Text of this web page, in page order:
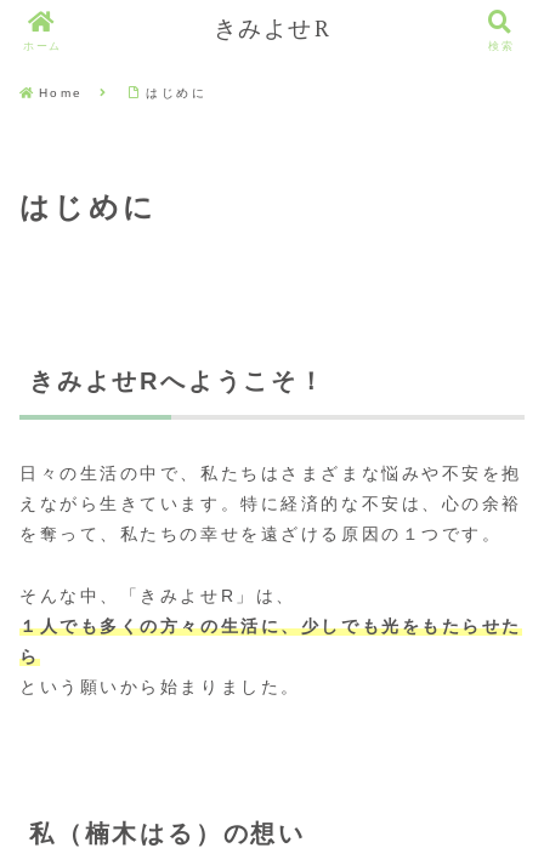
Home はじめに
はじめに
きみよせRへようこそ！
日々の生活の中で、私たちはさまざまな悩みや不安を抱
えながら生きています。特に経済的な不安は、心の余裕
を奪って、私たちの幸せを遠ざける原因の１つです。
そんな中、「きみよせR」は、
１人でも多くの方々の生活に、少しでも光をもたらせた
ら
という願いから始まりました。
私（楠木はる）の想い
ホーム きみよせR 検索